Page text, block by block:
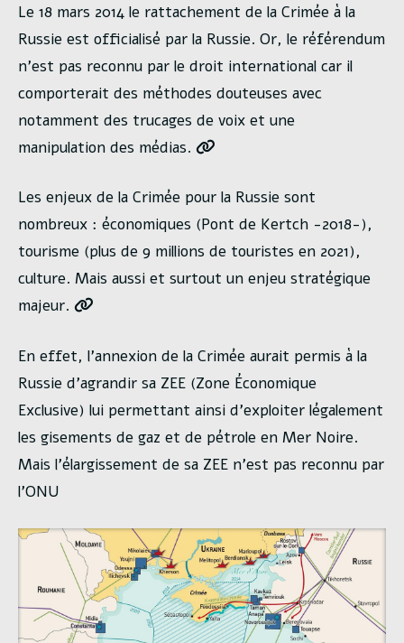
Le 18 mars 2014 le rattachement de la Crimée à la
Russie est officialisé par la Russie. Or, le référendum
n’est pas reconnu par le droit international car il
comporterait des méthodes douteuses avec
notamment des trucages de voix et une
manipulation des médias.
Les enjeux de la Crimée pour la Russie sont
nombreux : économiques (Pont de Kertch -2018-),
tourisme (plus de 9 millions de touristes en 2021),
culture. Mais aussi et surtout un enjeu stratégique
majeur.
En effet, l’annexion de la Crimée aurait permis à la
Russie d’agrandir sa ZEE (Zone Économique
Exclusive) lui permettant ainsi d’exploiter légalement
les gisements de gaz et de pétrole en Mer Noire.
Mais l’élargissement de sa ZEE n’est pas reconnu par
l’ONU